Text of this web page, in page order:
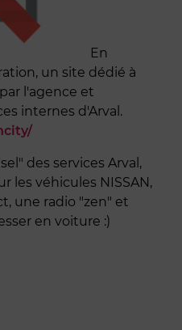
En
un site dédié à
l'agence et
internes d'Arval.
des services Arval,
les véhicules NISSAN,
une radio "zen" et
en voiture :)